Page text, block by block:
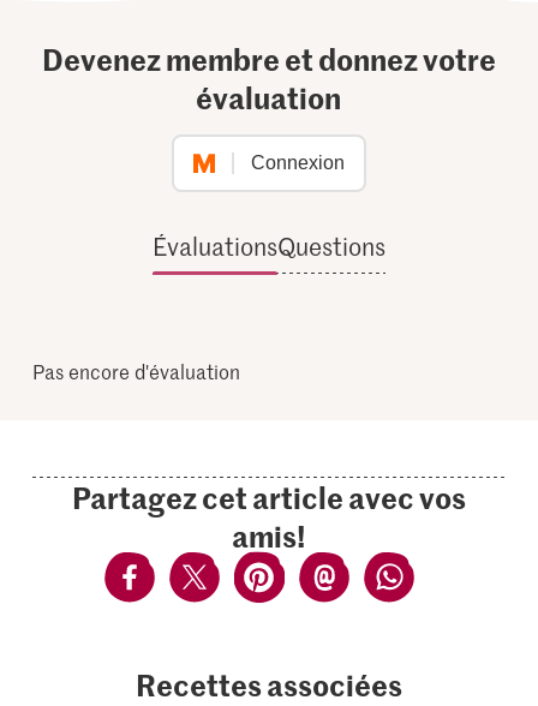
Devenez membre et donnez votre
évaluation
Connexion
ÉvaluationsQuestions
Pas encore d'évaluation
Partagez cet article avec vos
amis!
Recettes associées